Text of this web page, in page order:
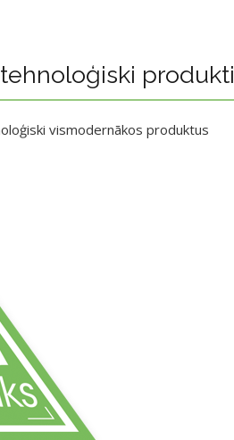
produkti
vismodernākos produktus